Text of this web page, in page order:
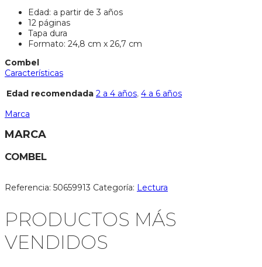
Edad: a partir de 3 años
12 páginas
Tapa dura
Formato: 24,8 cm x 26,7 cm
Combel
Características
Edad recomendada 2 a 4 años, 4 a 6 años
Marca
MARCA
COMBEL
Referencia: 50659913 Categoría: Lectura
PRODUCTOS MÁS
VENDIDOS